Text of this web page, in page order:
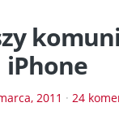
iPhone
2011 · 24